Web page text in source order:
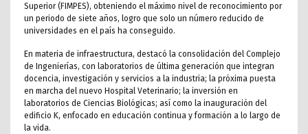
Superior (FIMPES), obteniendo el máximo nivel de reconocimiento por
un periodo de siete años, logro que solo un número reducido de
universidades en el país ha conseguido.
En materia de infraestructura, destacó la consolidación del Complejo
de Ingenierías, con laboratorios de última generación que integran
docencia, investigación y servicios a la industria; la próxima puesta
en marcha del nuevo Hospital Veterinario; la inversión en
laboratorios de Ciencias Biológicas; así como la inauguración del
edificio K, enfocado en educación continua y formación a lo largo de
la vida.